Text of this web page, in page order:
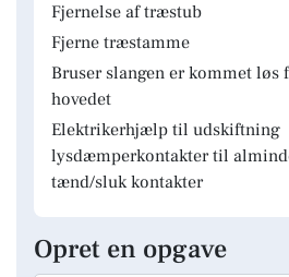
Fjernelse af træstub
Fjerne træstamme
Bruser slangen er kommet løs
hovedet
Elektrikerhjælp til udskiftning
lysdæmperkontakter til
tænd/sluk kontakter
Opret en opgave